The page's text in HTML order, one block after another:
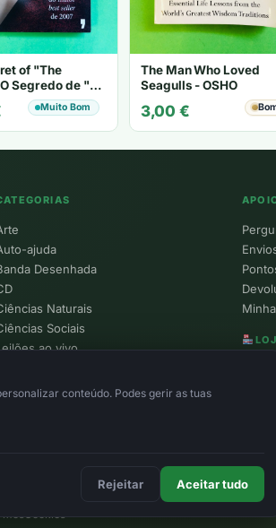
of "The
Segredo de "O
- Karen Kelly
Muito Bom
The Man Who Loved
Seagulls - OSHO
3,00 €
ajuda
Desenhada
Naturais
Sociais
ao vivo
R.
Ver
Cookies
conteúdo. Podes gerir as tuas
Rejeitar Aceitar tudo